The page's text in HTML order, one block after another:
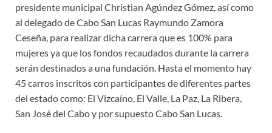
presidente municipal Christian Agúndez Gómez, así como
al delegado de Cabo San Lucas Raymundo Zamora
Ceseña, para realizar dicha carrera que es 100% para
mujeres ya que los fondos recaudados durante la carrera
serán destinados a una fundación. Hasta el momento hay
45 carros inscritos con participantes de diferentes partes
del estado como: El Vizcaíno, El Valle, La Paz, La Ribera,
San José del Cabo y por supuesto Cabo San Lucas.